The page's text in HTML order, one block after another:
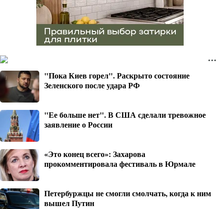
"Пока Киев горел". Раскрыто состояние
Зеленского после удара РФ
"Ее больше нет". В США сделали тревожное
заявление о России
«Это конец всего»: Захарова
прокомментировала фестиваль в Юрмале
Петербуржцы не смогли смолчать, когда к ним
вышел Путин